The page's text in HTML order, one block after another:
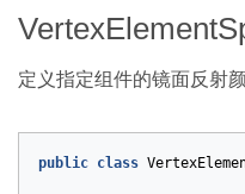
定义指定组件的镜面反射颜
public class